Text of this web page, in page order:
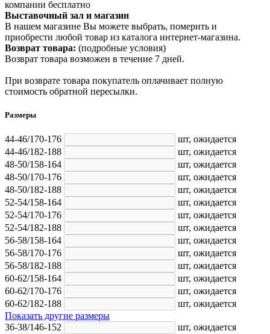
компании бесплатно
Выставочный зал и магазин
В нашем магазине Вы можете выбрать, померить и
приобрести любой товар из каталога интернет-магазина.
Возврат товара: (подробные условия)
Возврат товара возможен в течение 7 дней.
При возврате товара покупатель оплачивает полную
стоимость обратной пересылки.
Размеры
44-46/170-176 шт, ожидается
44-46/182-188
шт, ожидается
48-50/158-164
шт, ожидается
48-50/170-176
шт, ожидается
48-50/182-188
шт, ожидается
52-54/158-164
шт, ожидается
52-54/170-176
шт, ожидается
52-54/182-188
шт, ожидается
56-58/158-164
шт, ожидается
56-58/170-176
шт, ожидается
56-58/182-188
шт, ожидается
60-62/158-164
шт, ожидается
60-62/170-176
шт, ожидается
60-62/182-188
шт, ожидается
Показать другие размеры
36-38/146-152
шт, ожидается